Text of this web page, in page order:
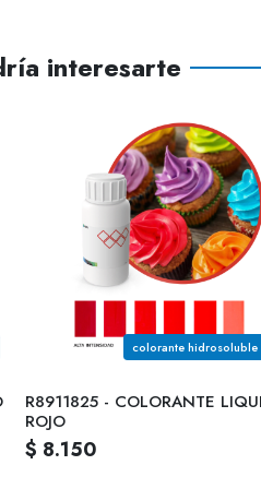
interesarte
R8911825 - COLORANTE
ROJO
$ 8.150